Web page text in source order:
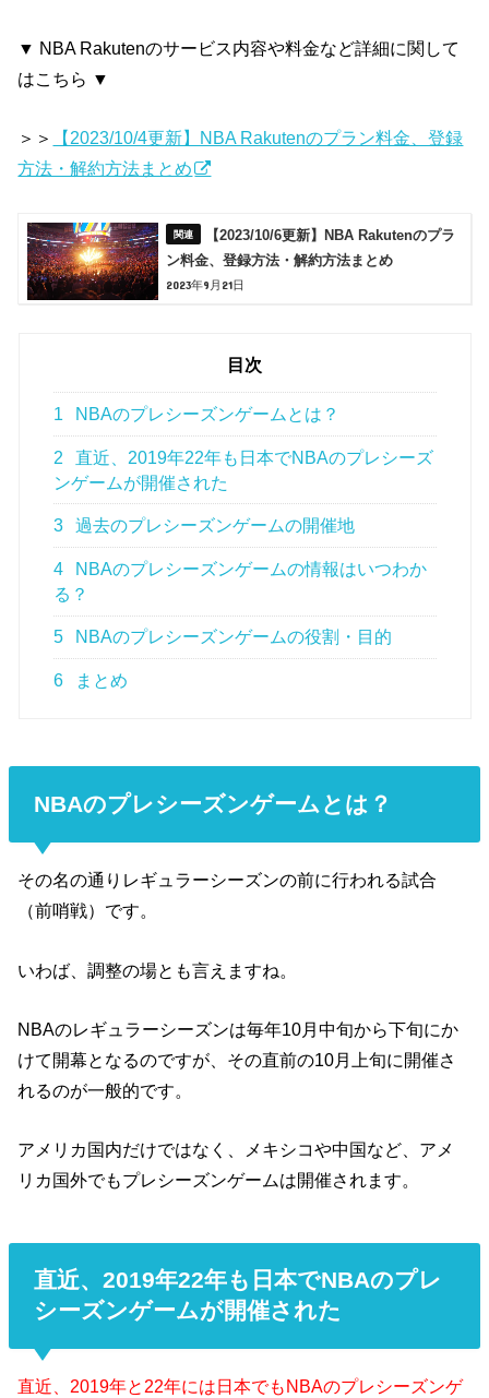
▼ NBA Rakutenのサービス内容や料金など詳細に関して
はこちら ▼
＞＞
【2023/10/4更新】NBA Rakutenのプラン料金、登録
方法・解約方法まとめ
【2023/10/6更新】NBA Rakutenのプラ
ン料金、登録方法・解約方法まとめ
2023年9月21日
目次
1 NBAのプレシーズンゲームとは？
2
直近、2019年22年も日本でNBAのプレシーズ
ンゲームが開催された
3 過去のプレシーズンゲームの開催地
4
NBAのプレシーズンゲームの情報はいつわか
る？
5 NBAのプレシーズンゲームの役割・目的
6 まとめ
NBAのプレシーズンゲームとは？
その名の通りレギュラーシーズンの前に行われる試合
（前哨戦）です。
いわば、調整の場とも言えますね。
NBAのレギュラーシーズンは毎年10月中旬から下旬にか
けて開幕となるのですが、その直前の10月上旬に開催さ
れるのが一般的です。
アメリカ国内だけではなく、メキシコや中国など、アメ
リカ国外でもプレシーズンゲームは開催されます。
直近、2019年22年も日本でNBAのプレ
シーズンゲームが開催された
直近、 2019年と22年には日本でもNBAのプレシーズンゲ